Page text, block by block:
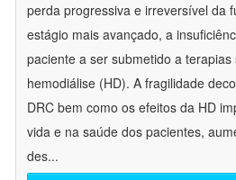
perda progressiva e irreversível da
estágio mais avançado, a
paciente a ser submetido a
hemodiálise (HD). A fragilidade
DRC bem como os efeitos da HD
vida e na saúde dos pacientes,
des...